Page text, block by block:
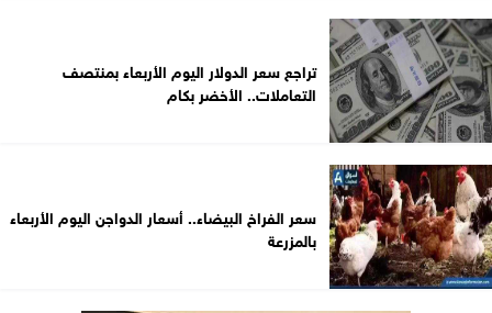
تراجع سعر الدولار اليوم الأربعاء بمنتصف
التعاملات.. الأخضر بكام
سعر الفراخ البيضاء.. أسعار الدواجن اليوم الأربعاء
بالمزرعة